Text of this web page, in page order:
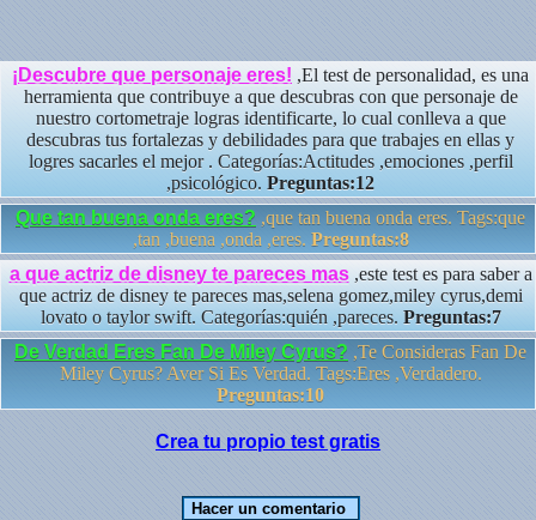
¡Descubre que personaje eres! ,El test de personalidad, es una
herramienta que contribuye a que descubras con que personaje de
nuestro cortometraje logras identificarte, lo cual conlleva a que
descubras tus fortalezas y debilidades para que trabajes en ellas y
logres sacarles el mejor . Categorías:Actitudes ,emociones ,perfil
,psicológico. Preguntas:12
Que tan buena onda eres? ,que tan buena onda eres. Tags:que
,tan ,buena ,onda ,eres. Preguntas:8
a que actriz de disney te pareces mas,este test es para saber a
que actriz de disney te pareces mas,selena gomez,miley cyrus,demi
lovato o taylor swift. Categorías:quién ,pareces. Preguntas:7
De Verdad Eres Fan De Miley Cyrus? ,Te Consideras Fan De
Miley Cyrus? Aver Si Es Verdad. Tags:Eres ,Verdadero.
Preguntas:10
Crea tu propio test gratis